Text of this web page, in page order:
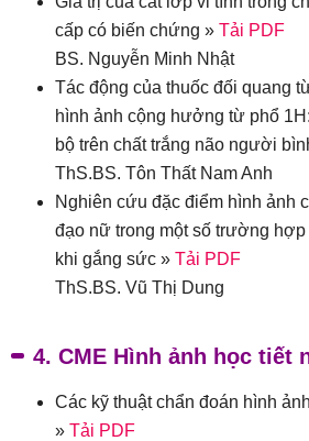
cấp có biến chứng » Tải PDF
BS. Nguyễn Minh Nhật
Tác động của thuốc đối quang
hình ảnh cộng hưởng từ phổ
bộ trên chất trắng não người
ThS.BS. Tôn Thất Nam Anh
Nghiên cứu đặc điểm hình ảnh
đạo nữ trong một số trường
khi gắng sức » Tải PDF
ThS.BS. Vũ Thị Dung
4. CME Hình ảnh học tiết
Các kỹ thuật chẩn đoán hình
» Tải PDF